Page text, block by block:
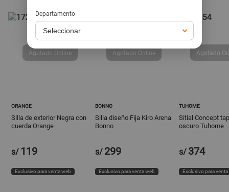
ORANGE
Silla de exterior Negra con
cuerda Orange
s/ 119
Exclusivo para venta web
BONNO
Silla diseño Fija Kiro Arena
Bonno
s/ 299
Exclusivo para venta web
TUHOME
Sitial Concept
oscuro Tuhome
s/ 374
Exclusivo para
Departamento